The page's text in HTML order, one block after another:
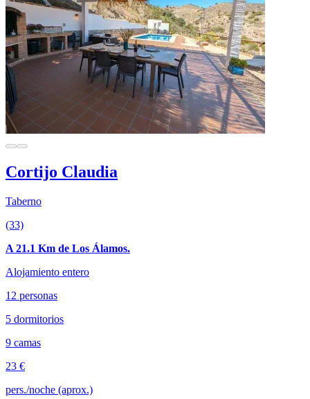
Cortijo Claudia
Taberno
(33)
A 21.1 Km de Los Álamos.
Alojamiento entero
12 personas
5 dormitorios
9 camas
23 €
pers./noche (aprox.)